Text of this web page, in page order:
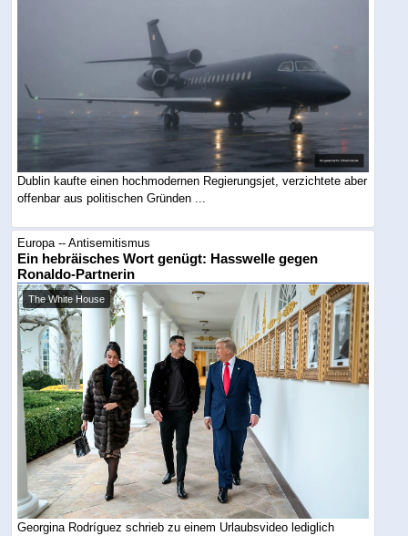
Dublin kaufte einen hochmodernen Regierungsjet, verzichtete aber
offenbar aus politischen Gründen ...
Europa -- Antisemitismus
Ein hebräisches Wort genügt: Hasswelle gegen
Ronaldo-Partnerin
The White House
Georgina Rodríguez schrieb zu einem Urlaubsvideo lediglich